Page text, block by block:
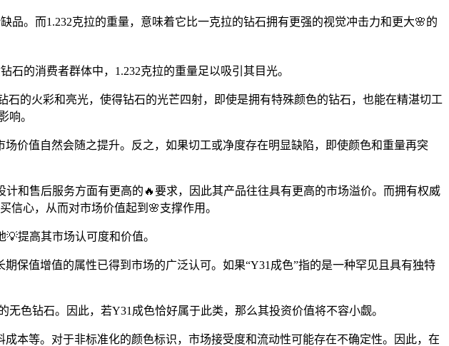
。而1.232克拉的重量，意味着它比一克拉的钻石拥有更强的视觉冲击力和更大🌸的
的消费者群体中，1.232克拉的重量足以吸引其目光。
的火彩和亮光，使得钻石的光芒四射，即使是拥有特殊颜色的钻石，也能在精湛切工
响。
价值自然会随之提升。反之，如果切工或净度存在明显缺陷，即使颜色和重量再突
和售后服务方面有更高的🔥要求，因此其产品往往具有更高的市场溢价。而拥有权威
心，从而对市场价值起到🌸支撑作用。
提高其市场认可度和价值。
保值增值的属性已得到市场的广泛认可。如果“Y31成色”指的是一种罕见且具有独特
色钻石。因此，若Y31成色恰好属于此类，那么其投资价值将不容小觑。
本等。对于非标准化的颜色标识，市场接受度和流动性可能存在不确定性。因此，在